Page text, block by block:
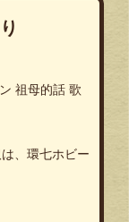
祖母的話 歌
、環七ホビー